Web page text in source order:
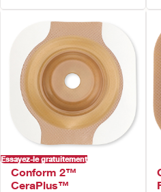
Essayez-le gratuitement
Conform 2™
CeraPlus™